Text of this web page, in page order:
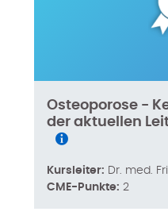
Osteoporose -
der aktuellen
Kursleiter: Dr. med.
CME-Punkte: 2